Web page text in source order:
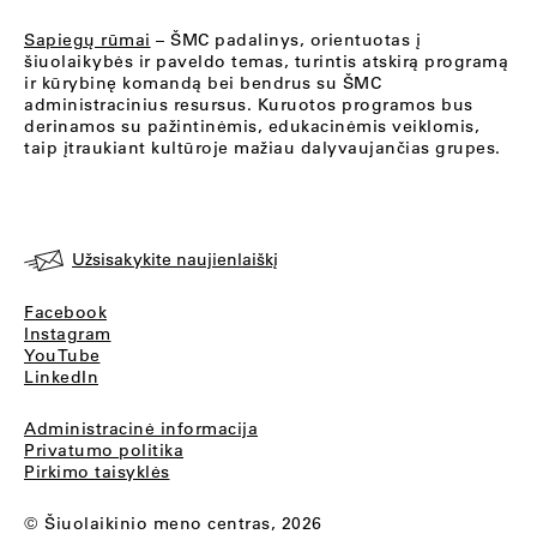
Sapiegų rūmai – ŠMC padalinys, orientuotas į
šiuolaikybės ir paveldo temas, turintis atskirą programą
ir kūrybinę komandą bei bendrus su ŠMC
administracinius resursus. Kuruotos programos bus
derinamos su pažintinėmis, edukacinėmis veiklomis,
taip įtraukiant kultūroje mažiau dalyvaujančias grupes.
Užsisakykite naujienlaiškį
Facebook
Instagram
YouTube
LinkedIn
Administracinė informacija
Privatumo politika
Pirkimo taisyklės
© Šiuolaikinio meno centras, 2026